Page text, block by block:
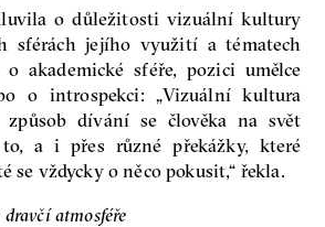
o důležitosti vizuální kultury
sférách jejího využití a tématech
akademické sféře, pozici umělce
o introspekci: „Vizuální kultura
způsob dívání se člověka na svět
to, a i přes různé překážky, které
se vždycky o něco pokusit,“ řekla.
atmosféře